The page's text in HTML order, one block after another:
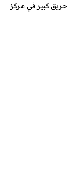
حريق كبير في مركز